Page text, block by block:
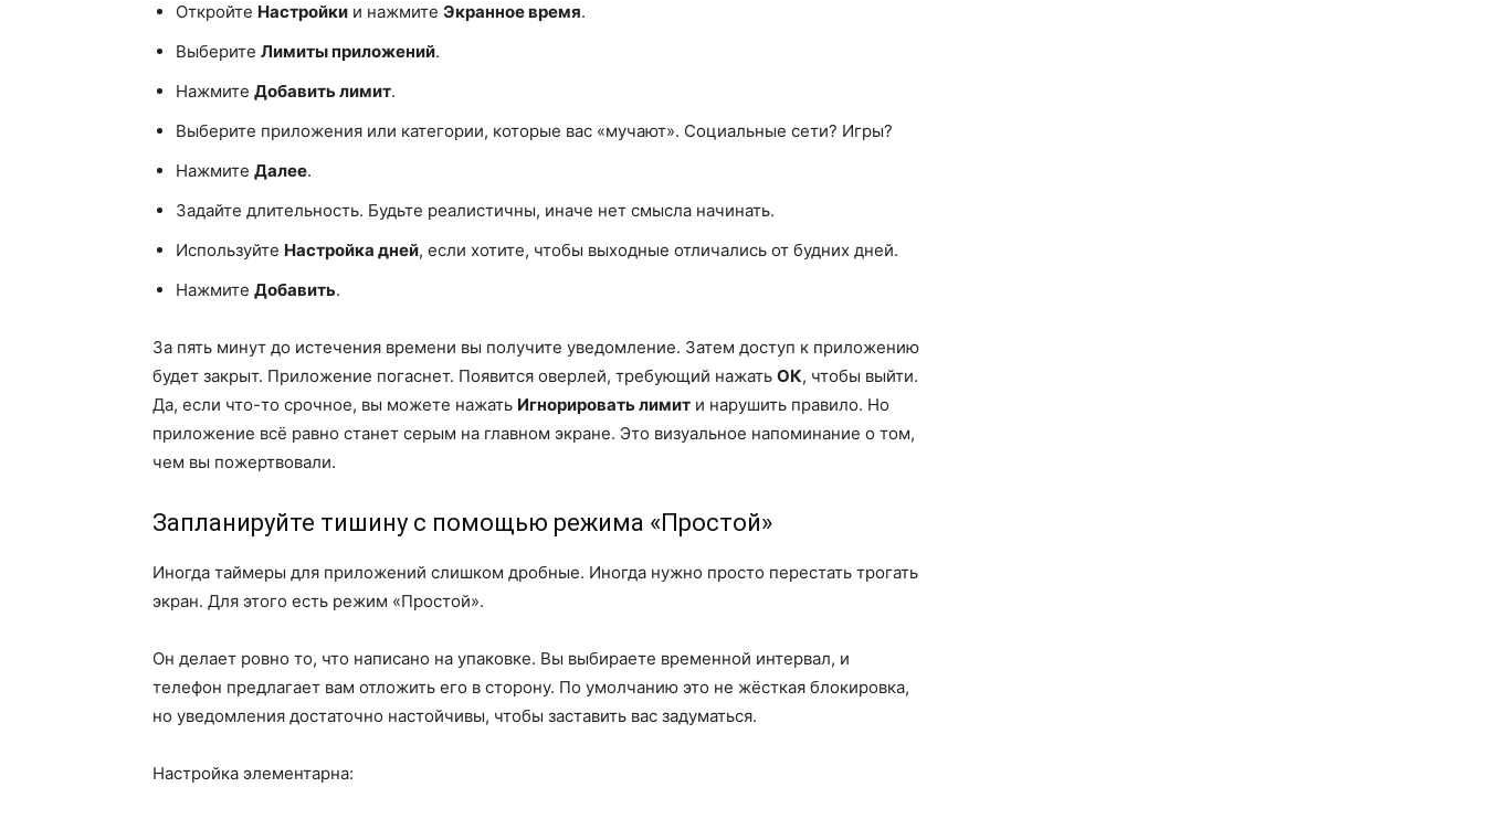
Откройте Настройки и нажмите Экранное время.
Выберите Лимиты приложений.
Нажмите Добавить лимит.
Выберите приложения или категории, которые вас «мучают». Социальные сети? Игры?
Нажмите Далее.
Задайте длительность. Будьте реалистичны, иначе нет смысла начинать.
Используйте Настройка дней, если хотите, чтобы выходные отличались от будних дней.
Нажмите Добавить.
За пять минут до истечения времени вы получите уведомление. Затем доступ к приложению
будет закрыт. Приложение погаснет. Появится оверлей, требующий нажать ОК, чтобы выйти.
Да, если что-то срочное, вы можете нажать Игнорировать лимит и нарушить правило. Но
приложение всё равно станет серым на главном экране. Это визуальное напоминание о том,
чем вы пожертвовали.
Запланируйте тишину с помощью режима «Простой»
Иногда таймеры для приложений слишком дробные. Иногда нужно просто перестать трогать
экран. Для этого есть режим «Простой».
Он делает ровно то, что написано на упаковке. Вы выбираете временной интервал, и
телефон предлагает вам отложить его в сторону. По умолчанию это не жёсткая блокировка,
но уведомления достаточно настойчивы, чтобы заставить вас задуматься.
Настройка элементарна: